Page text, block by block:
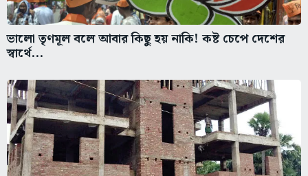
ভালো তৃণমূল বলে আবার কিছু হয় নাকি! কষ্ট চেপে দেশের
স্বার্থে...